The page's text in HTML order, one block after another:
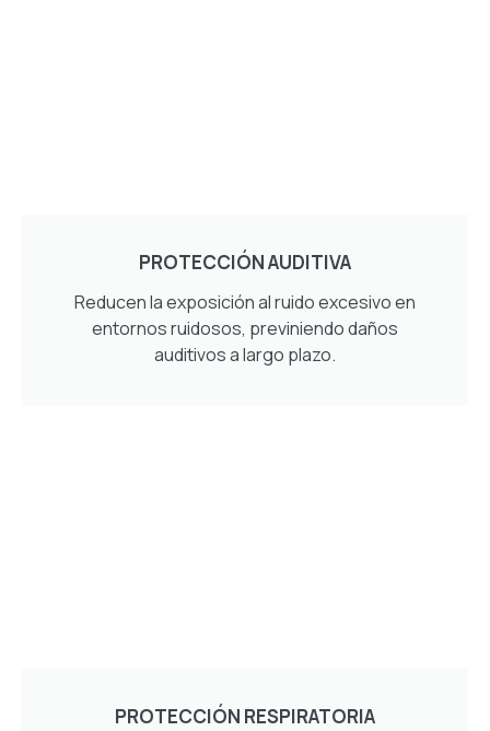
PROTECCIÓN AUDITIVA
Reducen la exposición al ruido excesivo en
entornos ruidosos, previniendo daños
auditivos a largo plazo.
PROTECCIÓN RESPIRATORIA